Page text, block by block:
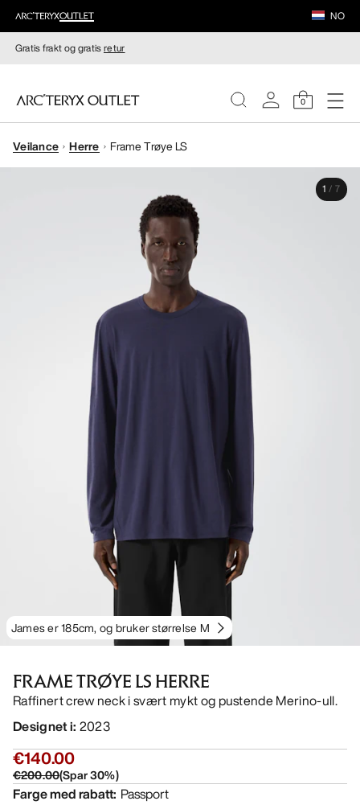
NO
Gratis frakt og gratisretur
0
DAMER
Veilance Herre Frame Trøye LS
James er 185cm, og bruker størrelse M
1 / 7
FRAME TRØYE LS HERRE
Raffinert crew neck i svært mykt og pustende Merino-ull.
Designet i: 2023
€140.00
€200.00(Spar30%)
Farge med rabatt: Passport